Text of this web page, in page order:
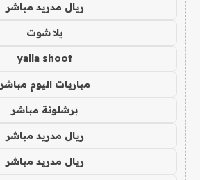
ريال مدريد مباشر
يلا شوت
yalla shoot
مباريات اليوم مباشر
برشلونة مباشر
ريال مدريد مباشر
ريال مدريد مباشر